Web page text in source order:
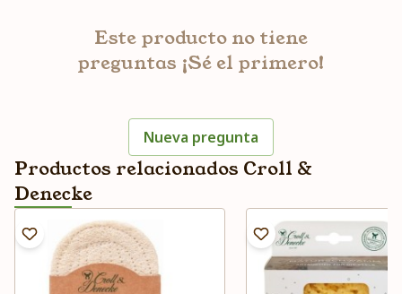
Este producto no tiene
preguntas ¡Sé el primero!
Nueva pregunta
Productos relacionados Croll &
Denecke